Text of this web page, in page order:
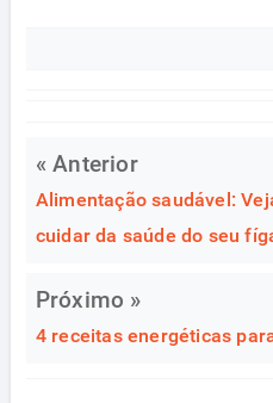
« Anterior
Alimentação saudável:
cuidar da saúde do seu
Próximo »
4 receitas energéticas